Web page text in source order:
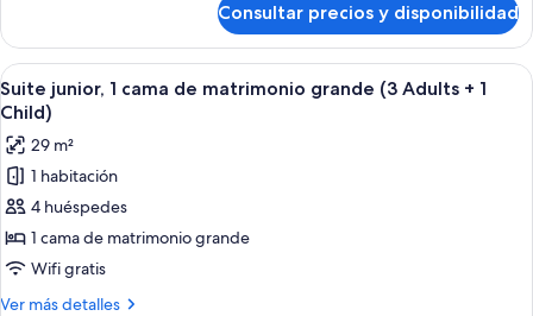
grande
(2
Adults
+
2
Children)
junior,
cama
de
matrimonio
grande
(2
Adults
+
2
Consultar precios y disponibilidad
Abrir
todas
las
fotos
de
Suite
junior,
1
cama
Una habitación de hotel moderna
4
Suite junior, 1 cama de matrimonio grande (3 Adults + 1
Child)
29 m²
1 habitación
4 huéspedes
1 cama de matrimonio grande
Wifi gratis
Ver más detalles
Más